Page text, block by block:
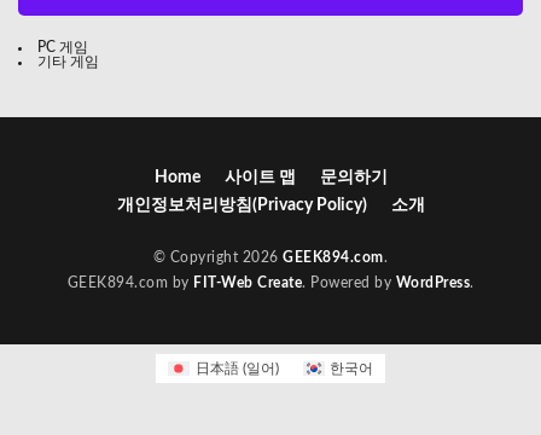
PC 게임
기타 게임
Home 사이트 맵
문의하기
개인정보처리방침(Privacy Policy)
소개
© Copyright 2026GEEK894.com.
GEEK894.com by FIT-Web Create. Powered by WordPress.
日本語(일어) 한국어